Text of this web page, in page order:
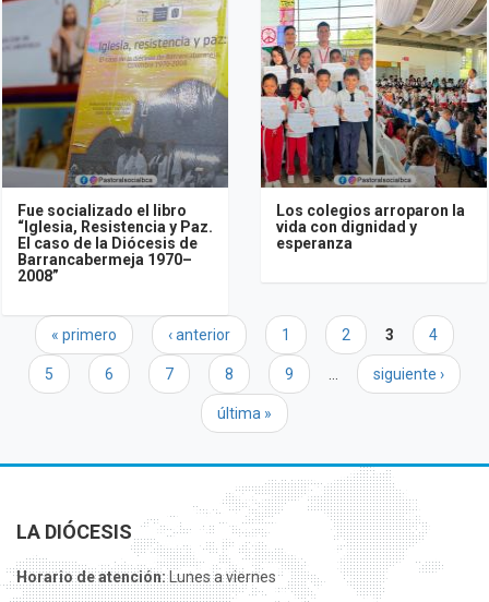
Fue socializado el libro
“Iglesia, Resistencia y Paz.
El caso de la Diócesis de
Barrancabermeja 1970–
2008”
Los colegios arroparon la
vida con dignidad y
esperanza
Páginas
« primero ‹ anterior 1 2 3 4
5 6 7 8 9 … siguiente ›
última »
LA DIÓCESIS
Horario de atención:Lunes a viernes